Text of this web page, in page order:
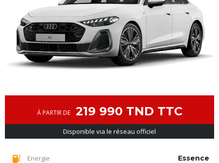
219 990 TND TTC
À PARTIR DE
Disponible via le réseau officiel
Energie Essence